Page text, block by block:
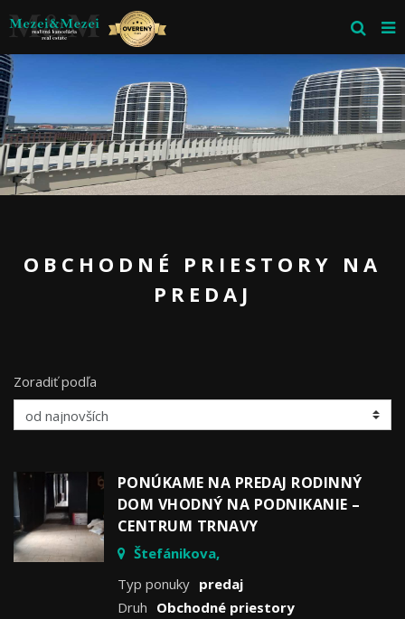
OBCHODNÉ PRIESTORY NA
PREDAJ
Zoradiť podľa
PONÚKAME NA PREDAJ RODINNÝ
DOM VHODNÝ NA PODNIKANIE –
CENTRUM TRNAVY
Štefánikova,
Typ ponuky predaj
Druh Obchodné priestory